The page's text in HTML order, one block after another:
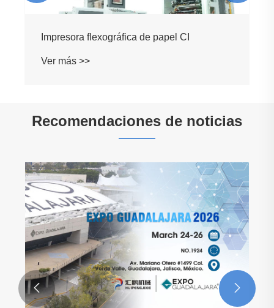
Recomendaciones de noticias
Máquina de impresión flexográfica CI
versus máquina de impresión flexográfica
horizontal en línea: ¿Cuál es la diferencia?
Ver más >>
 